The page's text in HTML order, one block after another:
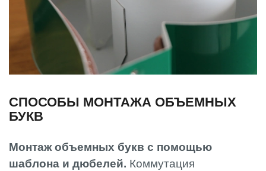
СПОСОБЫ МОНТАЖА ОБЪЕМНЫХ
БУКВ
Монтаж объемных букв с помощью
шаблона и дюбелей. Коммутация